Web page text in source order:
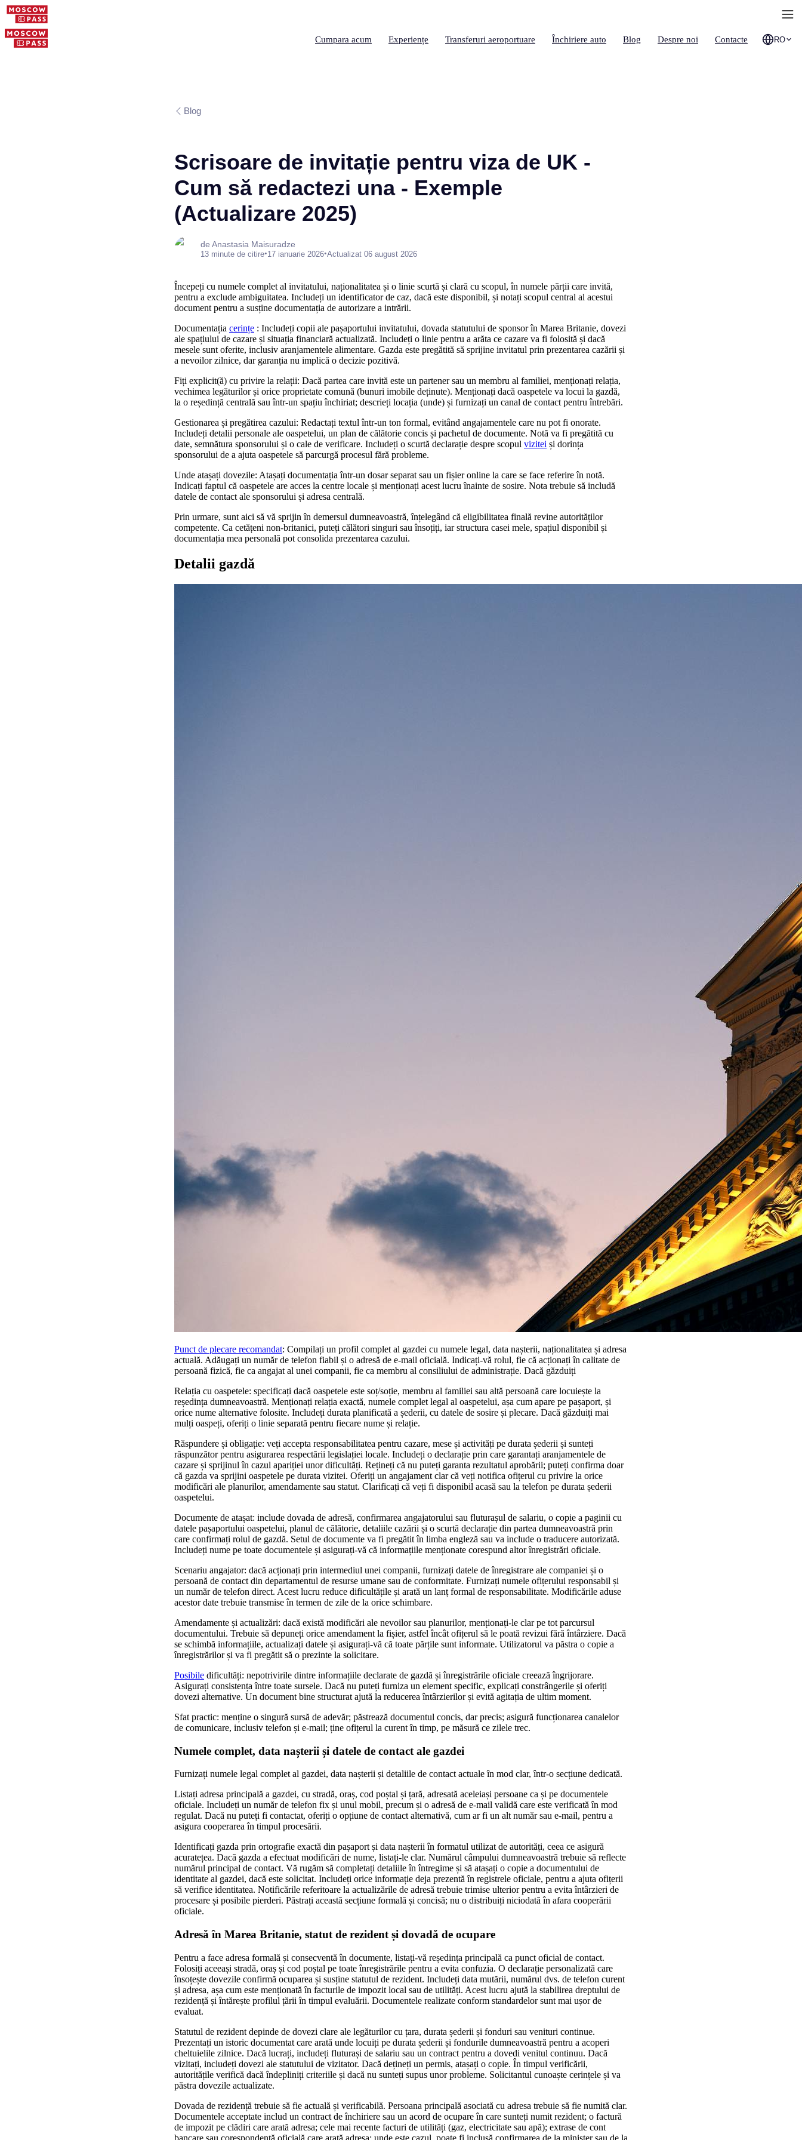
Cumpara acum Experiențe Transferuri aeroportuare Închiriere auto Blog Despre noi Contacte RO
Blog
Scrisoare de invitație pentru viza de UK -
Cum să redactezi una - Exemple
(Actualizare 2025)
de Anastasia Maisuradze
13 minute de citire•17 ianuarie 2026•Actualizat 06 august 2026
Începeți cu numele complet al invitatului, naționalitatea și o linie scurtă și clară cu scopul, în numele părții care invită,
pentru a exclude ambiguitatea. Includeți un identificator de caz, dacă este disponibil, și notați scopul central al acestui
document pentru a susține documentația de autorizare a intrării.
Documentația cerințe : Includeți copii ale pașaportului invitatului, dovada statutului de sponsor în Marea Britanie, dovezi
ale spațiului de cazare și situația financiară actualizată. Includeți o linie pentru a arăta ce cazare va fi folosită și dacă
mesele sunt oferite, inclusiv aranjamentele alimentare. Gazda este pregătită să sprijine invitatul prin prezentarea cazării și
a nevoilor zilnice, dar garanția nu implică o decizie pozitivă.
Fiți explicit(ă) cu privire la relații: Dacă partea care invită este un partener sau un membru al familiei, menționați relația,
vechimea legăturilor și orice proprietate comună (bunuri imobile deținute). Menționați dacă oaspetele va locui la gazdă,
la o reședință centrală sau într-un spațiu închiriat; descrieți locația (unde) și furnizați un canal de contact pentru întrebări.
Gestionarea și pregătirea cazului: Redactați textul într-un ton formal, evitând angajamentele care nu pot fi onorate.
Includeți detalii personale ale oaspetelui, un plan de călătorie concis și pachetul de documente. Notă va fi pregătită cu
date, semnătura sponsorului și o cale de verificare. Includeți o scurtă declarație despre scopul vizitei și dorința
sponsorului de a ajuta oaspetele să parcurgă procesul fără probleme.
Unde atașați dovezile: Atașați documentația într-un dosar separat sau un fișier online la care se face referire în notă.
Indicați faptul că oaspetele are acces la centre locale și menționați acest lucru înainte de sosire. Nota trebuie să includă
datele de contact ale sponsorului și adresa centrală.
Prin urmare, sunt aici să vă sprijin în demersul dumneavoastră, înțelegând că eligibilitatea finală revine autorităților
competente. Ca cetățeni non-britanici, puteți călători singuri sau însoțiți, iar structura casei mele, spațiul disponibil și
documentația mea personală pot consolida prezentarea cazului.
Detalii gazdă
Punct de plecare recomandat: Compilați un profil complet al gazdei cu numele legal, data nașterii, naționalitatea și adresa
actuală. Adăugați un număr de telefon fiabil și o adresă de e-mail oficială. Indicați-vă rolul, fie că acționați în calitate de
persoană fizică, fie ca angajat al unei companii, fie ca membru al consiliului de administrație. Dacă găzduiți
Relația cu oaspetele: specificați dacă oaspetele este soț/soție, membru al familiei sau altă persoană care locuiește la
reședința dumneavoastră. Menționați relația exactă, numele complet legal al oaspetelui, așa cum apare pe pașaport, și
orice nume alternative folosite. Includeți durata planificată a șederii, cu datele de sosire și plecare. Dacă găzduiți mai
mulți oaspeți, oferiți o linie separată pentru fiecare nume și relație.
Răspundere și obligație: veți accepta responsabilitatea pentru cazare, mese și activități pe durata șederii și sunteți
răspunzător pentru asigurarea respectării legislației locale. Includeți o declarație prin care garantați aranjamentele de
cazare și sprijinul în cazul apariției unor dificultăți. Rețineți că nu puteți garanta rezultatul aprobării; puteți confirma doar
că gazda va sprijini oaspetele pe durata vizitei. Oferiți un angajament clar că veți notifica ofițerul cu privire la orice
modificări ale planurilor, amendamente sau statut. Clarificați că veți fi disponibil acasă sau la telefon pe durata șederii
oaspetelui.
Documente de atașat: include dovada de adresă, confirmarea angajatorului sau fluturașul de salariu, o copie a paginii cu
datele pașaportului oaspetelui, planul de călătorie, detaliile cazării și o scurtă declarație din partea dumneavoastră prin
care confirmați rolul de gazdă. Setul de documente va fi pregătit în limba engleză sau va include o traducere autorizată.
Includeți nume pe toate documentele și asigurați-vă că informațiile menționate corespund altor înregistrări oficiale.
Scenariu angajator: dacă acționați prin intermediul unei companii, furnizați datele de înregistrare ale companiei și o
persoană de contact din departamentul de resurse umane sau de conformitate. Furnizați numele ofițerului responsabil și
un număr de telefon direct. Acest lucru reduce dificultățile și arată un lanț formal de responsabilitate. Modificările aduse
acestor date trebuie transmise în termen de zile de la orice schimbare.
Amendamente și actualizări: dacă există modificări ale nevoilor sau planurilor, menționați-le clar pe tot parcursul
documentului. Trebuie să depuneți orice amendament la fișier, astfel încât ofițerul să le poată revizui fără întârziere. Dacă
se schimbă informațiile, actualizați datele și asigurați-vă că toate părțile sunt informate. Utilizatorul va păstra o copie a
înregistrărilor și va fi pregătit să o prezinte la solicitare.
Posibile dificultăți: nepotrivirile dintre informațiile declarate de gazdă și înregistrările oficiale creează îngrijorare.
Asigurați consistența între toate sursele. Dacă nu puteți furniza un element specific, explicați constrângerile și oferiți
dovezi alternative. Un document bine structurat ajută la reducerea întârzierilor și evită agitația de ultim moment.
Sfat practic: menține o singură sursă de adevăr; păstrează documentul concis, dar precis; asigură funcționarea canalelor
de comunicare, inclusiv telefon și e-mail; ține ofițerul la curent în timp, pe măsură ce zilele trec.
Numele complet, data nașterii și datele de contact ale gazdei
Furnizați numele legal complet al gazdei, data nașterii și detaliile de contact actuale în mod clar, într-o secțiune dedicată.
Listați adresa principală a gazdei, cu stradă, oraș, cod poștal și țară, adresată aceleiași persoane ca și pe documentele
oficiale. Includeți un număr de telefon fix și unul mobil, precum și o adresă de e-mail validă care este verificată în mod
regulat. Dacă nu puteți fi contactat, oferiți o opțiune de contact alternativă, cum ar fi un alt număr sau e-mail, pentru a
asigura cooperarea în timpul procesării.
Identificați gazda prin ortografie exactă din pașaport și data nașterii în formatul utilizat de autorități, ceea ce asigură
acuratețea. Dacă gazda a efectuat modificări de nume, listați-le clar. Numărul câmpului dumneavoastră trebuie să reflecte
numărul principal de contact. Vă rugăm să completați detaliile în întregime și să atașați o copie a documentului de
identitate al gazdei, dacă este solicitat. Includeți orice informație deja prezentă în registrele oficiale, pentru a ajuta ofițerii
să verifice identitatea. Notificările referitoare la actualizările de adresă trebuie trimise ulterior pentru a evita întârzieri de
procesare și posibile pierderi. Păstrați această secțiune formală și concisă; nu o distribuiți niciodată în afara cooperării
oficiale.
Adresă în Marea Britanie, statut de rezident și dovadă de ocupare
Pentru a face adresa formală și consecventă în documente, listați-vă reședința principală ca punct oficial de contact.
Folosiți aceeași stradă, oraș și cod poștal pe toate înregistrările pentru a evita confuzia. O declarație personalizată care
însoțește dovezile confirmă ocuparea și susține statutul de rezident. Includeți data mutării, numărul dvs. de telefon curent
și adresa, așa cum este menționată în facturile de impozit local sau de utilități. Acest lucru ajută la stabilirea dreptului de
rezidență și întărește profilul țării în timpul evaluării. Documentele realizate conform standardelor sunt mai ușor de
evaluat.
Statutul de rezident depinde de dovezi clare ale legăturilor cu țara, durata șederii și fonduri sau venituri continue.
Prezentați un istoric documentat care arată unde locuiți pe durata șederii și fondurile dumneavoastră pentru a acoperi
cheltuielile zilnice. Dacă lucrați, includeți fluturași de salariu sau un contract pentru a dovedi venitul continuu. Dacă
vizitați, includeți dovezi ale statutului de vizitator. Dacă dețineți un permis, atașați o copie. În timpul verificării,
autoritățile verifică dacă îndepliniți criteriile și dacă nu sunteți supus unor probleme. Solicitantul cunoaște cerințele și va
păstra dovezile actualizate.
Dovada de rezidență trebuie să fie actuală și verificabilă. Persoana principală asociată cu adresa trebuie să fie numită clar.
Documentele acceptate includ un contract de închiriere sau un acord de ocupare în care sunteți numit rezident; o factură
de impozit pe clădiri care arată adresa; cele mai recente facturi de utilități (gaz, electricitate sau apă); extrase de cont
bancare sau corespondență oficială care arată adresa; unde este cazul, poate fi inclusă confirmarea de la minister sau de la